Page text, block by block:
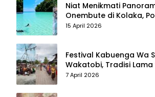
Niat Menikmati
Onembute di Kolaka,
Berakhir Membersihkan
15 April 2026
Festival Kabuenga Wa
Wakatobi, Tradisi
Hidup dan Jadi Daya
7 April 2026